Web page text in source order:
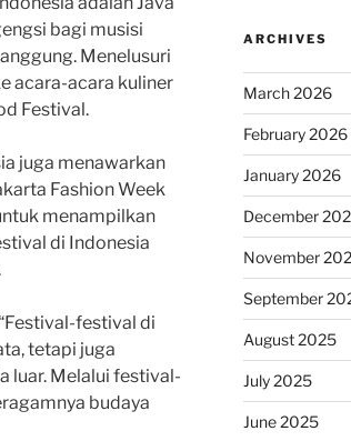
bagi musisi
Menelusuri
acara-acara kuliner
Festival.
juga menawarkan
Fashion Week
menampilkan
di Indonesia
festival di
tetapi juga
luar. Melalui festival-
budaya
ARCHIVES
March 2026
February 2026
January 2026
December
November
September
August 2025
July 2025
June 2025